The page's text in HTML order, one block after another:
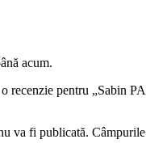
acum.
recenzie pentru „Sabin
va fi publicată.